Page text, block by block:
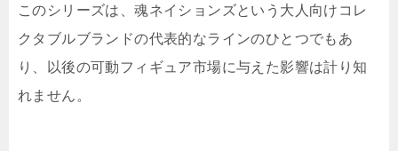
このシリーズは、魂ネイションズという大人向けコレ
クタブルブランドの代表的なラインのひとつでもあ
り、以後の可動フィギュア市場に与えた影響は計り知
れません。